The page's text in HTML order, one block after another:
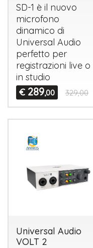
SD-1 è il nuovo
microfono
dinamico di
Universal Audio
perfetto per
registrazioni live o
in studio
€ 289,00 329,00
Universal Audio
VOLT 2